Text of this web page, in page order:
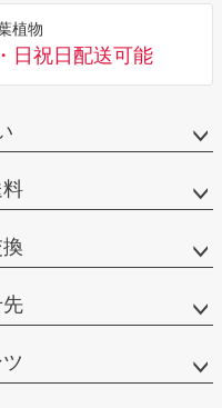
植物
日祝日配送可能